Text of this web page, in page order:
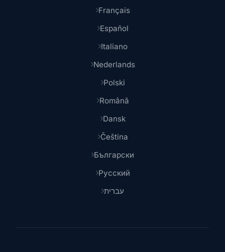
Français
Español
Italiano
Nederlands
Polski
Română
Dansk
Čeština
Български
Русский
עברית